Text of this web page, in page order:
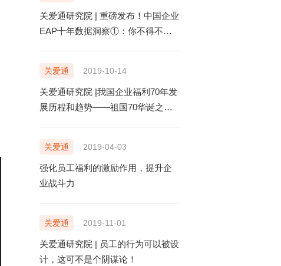
关爱通研究院 | 重磅发布！中国企业
EAP十年数据洞察①：你不得不知的
关爱通 2019-10-14
关爱通研究院 |我国企业福利70年发
展历程和趋势——祖国70华诞之际
关爱通 2019-04-03
强化员工福利的激励作用，提升企
业战斗力
关爱通 2019-11-01
关爱通研究院 | 员工的行为可以被设
计，这可不是个阴谋论！